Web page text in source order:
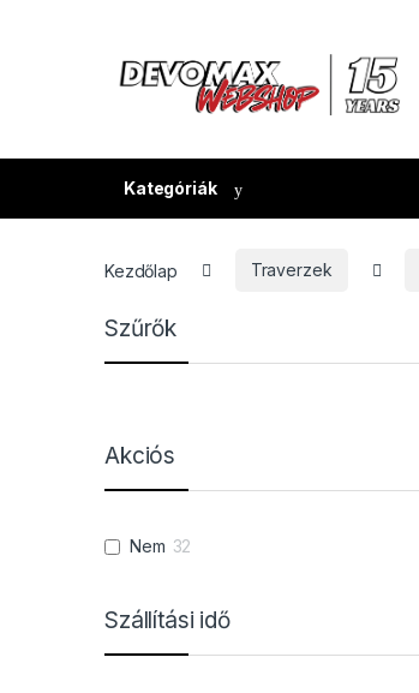
Kategóriák
Kezdőlap Traverzek
Szűrők
Akciós
Nem 32
Szállítási idő